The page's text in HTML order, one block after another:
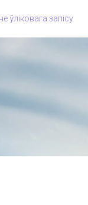
ўліковага запісу